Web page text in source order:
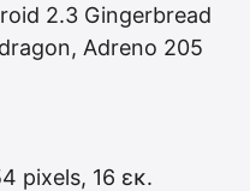
2.3 Gingerbread
Adreno 205
pixels, 16 εκ.